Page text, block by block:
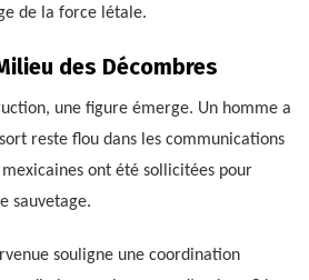
de la force létale.
des Décombres
une figure émerge. Un homme a
reste flou dans les communications
ont été sollicitées pour
sauvetage.
souligne une coordination